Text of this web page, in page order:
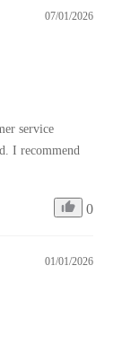
07/01/2026
service
I recommend
0
01/01/2026